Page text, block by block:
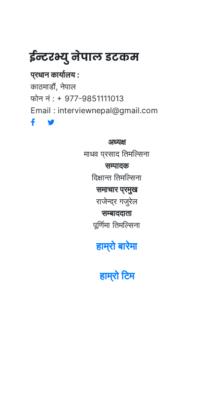
ईन्टरभ्यु नेपाल डटकम
प्रधान कार्यालय :
काठमाडौं, नेपाल
फोन नं : + 977-9851111013
Email : interviewnepal@gmail.com
अध्यक्ष
माधव प्रसाद तिमल्सिना
सम्पादक
दिक्षान्त तिमल्सिना
समाचार प्रमुख
राजेन्द्र गजुरेल
सम्बाददाता
पूर्णिमा तिमल्सिना
हाम्रो बारेमा
हाम्रो टिम